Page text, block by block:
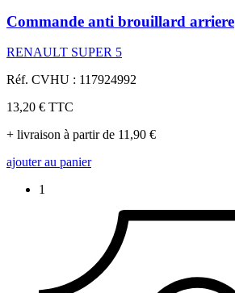
Commande anti brouillard arriere
RENAULT SUPER 5
Réf. CVHU : 117924992
13,20 € TTC
+ livraison à partir de 11,90 €
ajouter au panier
1